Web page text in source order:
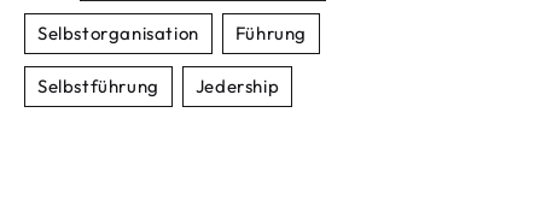
Selbstorganisation Führung
Selbstführung Jedership